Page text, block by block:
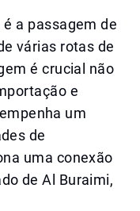
a passagem de
várias rotas de
é crucial não
e
um
de
uma conexão
de Al Buraimi,